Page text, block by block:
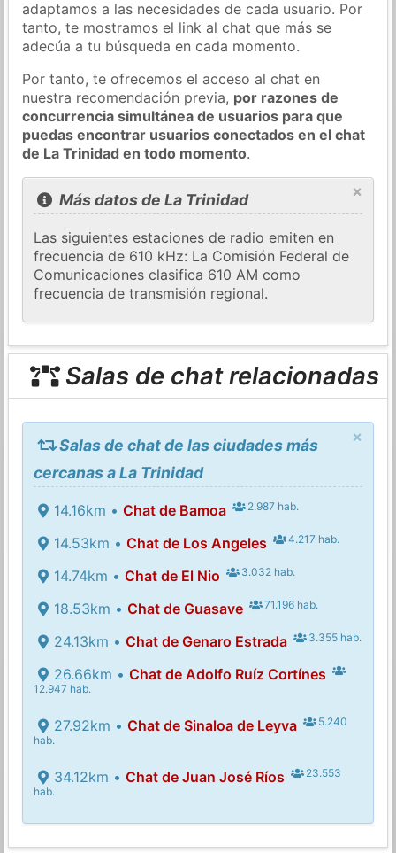
adaptamos a las necesidades de cada usuario. Por
tanto, te mostramos el link al chat que más se
adecúa a tu búsqueda en cada momento.
Por tanto, te ofrecemos el acceso al chat en
nuestra recomendación previa, por razones de
concurrencia simultánea de usuarios para que
puedas encontrar usuarios conectados en el chat
de La Trinidad en todo momento.
×
Más datos de La Trinidad
Las siguientes estaciones de radio emiten en
frecuencia de 610 kHz: La Comisión Federal de
Comunicaciones clasifica 610 AM como
frecuencia de transmisión regional.
Salas de chat relacionadas
×
Salas de chat de las ciudades más
cercanas a La Trinidad
14.16km • Chat de Bamoa 2.987 hab.
14.53km • Chat de Los Angeles 4.217 hab.
14.74km • Chat de El Nio 3.032 hab.
18.53km • Chat de Guasave 71.196 hab.
24.13km • Chat de Genaro Estrada 3.355 hab.
26.66km • Chat de Adolfo Ruíz Cortínes
12.947 hab.
27.92km • Chat de Sinaloa de Leyva
5.240
hab.
34.12km • Chat de Juan José Ríos
23.553
hab.